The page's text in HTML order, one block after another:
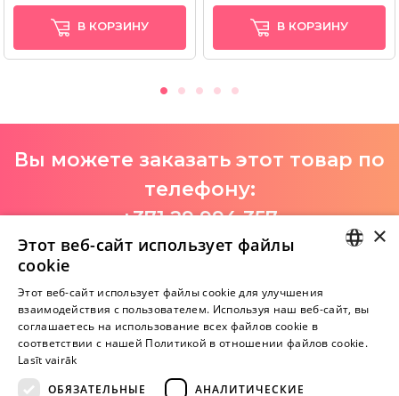
В КОРЗИНУ В КОРЗИНУ
Вы можете заказать этот товар по
телефону:
+371 29 994 357
I-V 9:00-18:00
Пока нет отзывов
Будь первым!
RUSSIAN
×
Этот веб-сайт использует файлы
cookie
Этот веб-сайт использует файлы cookie для улучшения
взаимодействия с пользователем. Используя наш веб-сайт, вы
соглашаетесь на использование всех файлов cookie в
соответствии с нашей Политикой в ​​отношении файлов cookie.
Lasīt vairāk
ОБЯЗАТЕЛЬНЫЕ
АНАЛИТИЧЕСКИЕ